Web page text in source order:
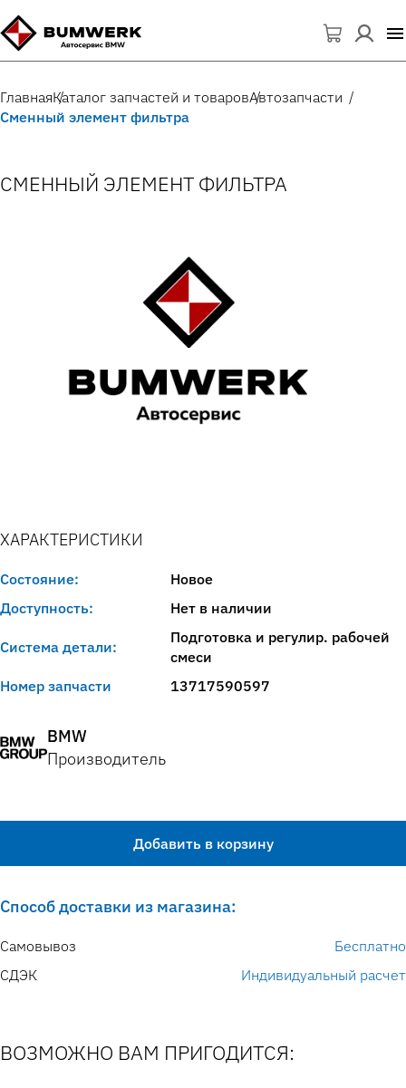
ГлавнаяКаталог запчастей и товаровАвтозапчасти
Сменный элемент фильтра
СМЕННЫЙ ЭЛЕМЕНТ ФИЛЬТРА
ХАРАКТЕРИСТИКИ
Состояние:
Новое
Доступность:
Нет в наличии
Система детали:
Подготовка и регулир. рабочей
смеси
Номер запчасти
13717590597
BMW
Производитель
Добавить в корзину
Способ доставки из магазина:
Самовывоз
Бесплатно
СДЭК
Индивидуальный расчет
ВОЗМОЖНО ВАМ ПРИГОДИТСЯ: